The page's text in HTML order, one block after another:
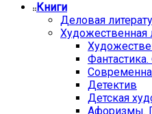
Книги
Деловая
Художественная
Детектив
Детская
Афоризмы.